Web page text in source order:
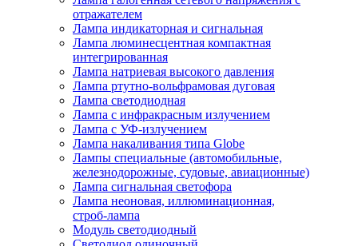
отражателем
Лампа индикаторная и сигнальная
Лампа люминесцентная компактная
интегрированная
Лампа натриевая высокого давления
Лампа ртутно-вольфрамовая дуговая
Лампа светодиодная
Лампа с инфракрасным излучением
Лампа с УФ-излучением
Лампа накаливания типа Globe
Лампы специальные (автомобильные,
железнодорожные, судовые, авиационные)
Лампа сигнальная светофора
Лампа неоновая, иллюминационная,
строб-лампа
Модуль светодиодный